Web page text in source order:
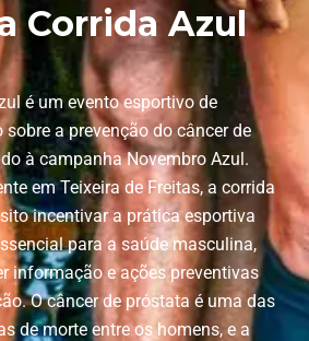
Corrida Azul
é um evento esportivo de
a prevenção do câncer de
à campanha Novembro Azul.
em Teixeira de Freitas, a corrida
incentivar a prática esportiva
para a saúde masculina,
informação e ações preventivas
O câncer de próstata é uma das
de morte entre os homens, e a